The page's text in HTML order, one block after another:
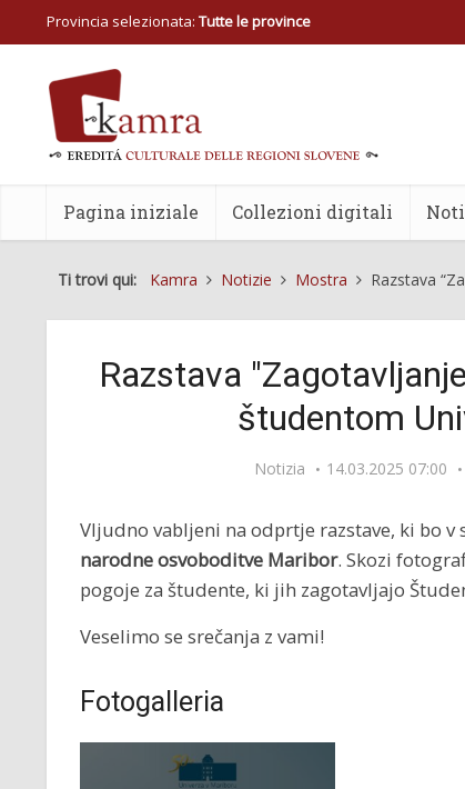
Provincia selezionata: Tutte le province
Pagina iniziale Collezioni digitali
Ti trovi qui: Kamra Notizie Mostra Razstava
Razstava
študentom
Notizia 14.03.2025 07:00
Vljudno vabljeni na odprtje razstave, ki bo v
narodne osvoboditve Maribor. Skozi
pogoje za študente, ki jih zagotavljajo
Veselimo se srečanja z vami!
Fotogalleria